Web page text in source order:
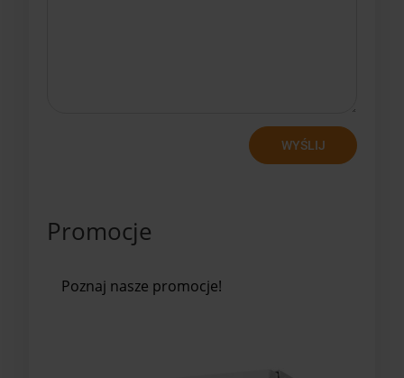
WYŚLIJ
Promocje
Poznaj nasze promocje!